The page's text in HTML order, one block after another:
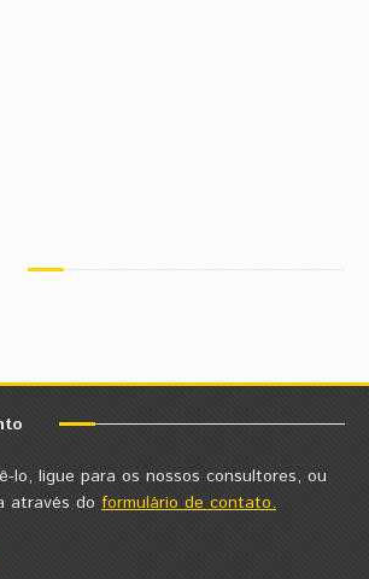
lo, ligue para os nossos consultores, ou
através do formulário de contato.